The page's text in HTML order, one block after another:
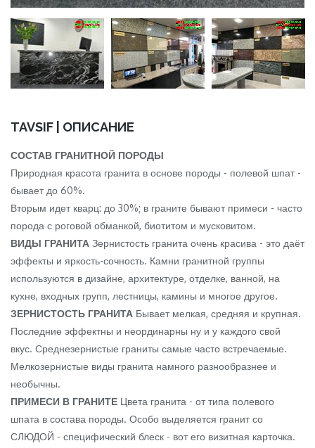
TAVSIF | ОПИСАНИЕ
СОСТАВ ГРАНИТНОЙ ПОРОДЫ
Природная красота гранита в основе породы - полевой шпат -
бывает до 60%.
Вторым идет кварц: до 30%; в граните бывают примеси - часто
порода с роговой обманкой, биотитом и мусковитом.
ВИДЫ ГРАНИТА Зернистость гранита очень красива - это даёт
эффекты и яркость-сочность. Камни гранитной группы
используются в дизайне, архитектуре, отделке, ванной, на
кухне, входных групп, лестницы, камины и многое другое.
ЗЕРНИСТОСТЬ ГРАНИТА Бывает мелкая, средняя и крупная.
Последние эффектны и неординарны ну и у каждого свой
вкус. Среднезернистые граниты самые часто встречаемые.
Мелкозернистые виды гранита намного разнообразнее и
необычны.
ПРИМЕСИ В ГРАНИТЕ Цвета гранита - от типа полевого
шпата в состава породы. Особо выделяется гранит со
СЛЮДОЙ - специфический блеск - вот его визитная карточка.